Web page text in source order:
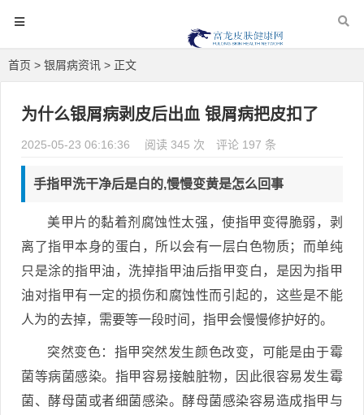
首页 > 银屑病资讯 > 正文
为什么银屑病剥皮后出血 银屑病把皮扣了
2025-05-23 06:16:36 阅读 345 次 评论 197 条
手指甲洗干净后是白的,慢慢变黄是怎么回事
美甲片的黏着剂腐蚀性太强，使指甲变得脆弱，剥
离了指甲本身的蛋白，所以会有一层白色物质；而单纯
只是涂的指甲油，洗掉指甲油后指甲变白，是因为指甲
油对指甲有一定的损伤和腐蚀性而引起的，这些是不能
人为的去掉，需要等一段时间，指甲会慢慢修护好的。
突然变色：指甲突然发生颜色改变，可能是由于霉
菌等病菌感染。指甲容易接触脏物，因此很容易发生霉
菌、酵母菌或者细菌感染。酵母菌感染容易造成指甲与